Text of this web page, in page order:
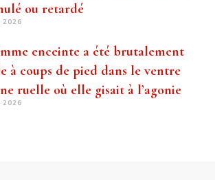
ou retardé
enceinte a été brutalement
à coups de pied dans le ventre
ruelle où elle gisait à l’agonie